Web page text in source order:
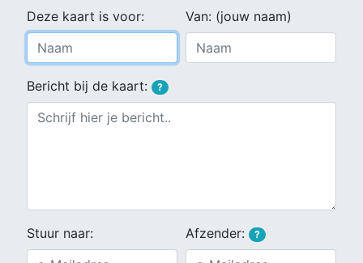
Deze kaart is voor: Van: (jouw naam)
Bericht bij de kaart: ?
Stuur naar: Afzender: ?